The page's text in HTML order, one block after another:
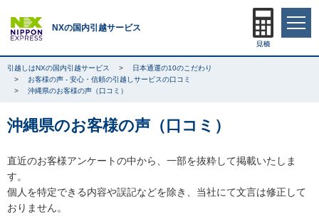
NXの国内引越サービス
引越しはNXの国内引越サービス
日本通運の10のこだわり
お客様の声 - 安心・信頼の引越しサービスの口コミ
沖縄県のお客様の声（口コミ）
沖縄県のお客様の声（口コミ）
直近のお客様アンケートの中から、一部を抜粋して掲載いたしま
す。
個人を特定できる内容や誤記などを除き、当社にて文言は修正して
おりません。